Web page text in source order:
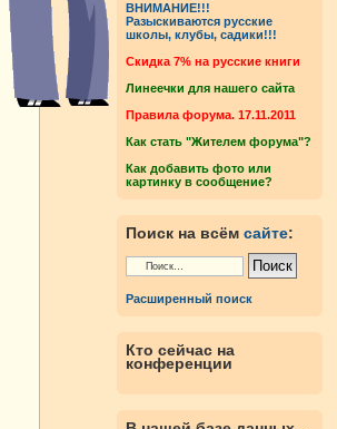
ВНИМАНИЕ!!!
Разыскиваются русские
школы, клубы, садики!!!
Cкидка 7% на русские книги
Линеечки для нашего сайта
Правила форума. 17.11.2011
Как стать "Жителем форума"?
Как добавить фото или
картинку в сообщение?
Поиск на всём сайте:
Расширенный поиск
Кто сейчас на
конференции